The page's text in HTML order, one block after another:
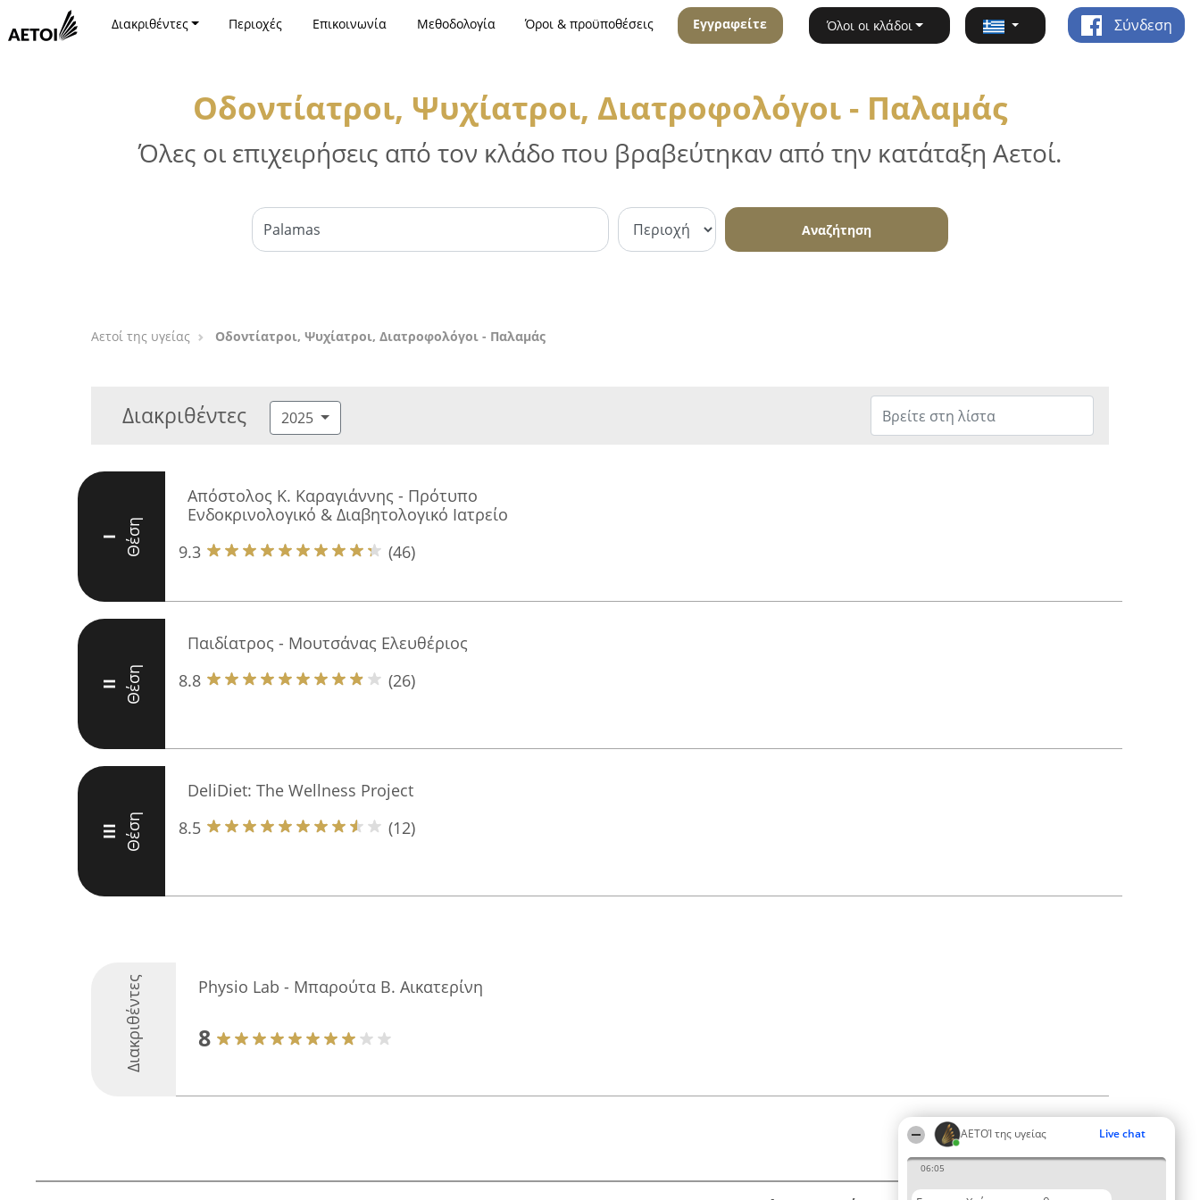
ΑΕΤΟΊ της υγείας Live chat
06:05
Διακριθέντες Περιοχές Επικοινωνία Μεθοδολογία Όροι & προϋποθέσεις Εγγραφείτε Όλοι οι κλάδοι Σύνδεση
Οδοντίατροι, Ψυχίατροι, Διατροφολόγοι - Παλαμάς
Όλες οι επιχειρήσεις από τον κλάδο που βραβεύτηκαν από την κατάταξη Αετοί.
Αναζήτηση
Αετοί της υγείας Οδοντίατροι, Ψυχίατροι, Διατροφολόγοι - Παλαμάς
Διακριθέντες 2025
I Θέση
Απόστολος Κ. Καραγιάννης - Πρότυπο
Ενδοκρινολογικό & Διαβητολογικό Ιατρείο
9.3
(46)
II Θέση
Παιδίατρος - Μουτσάνας Ελευθέριος
8.8
(26)
III Θέση
DeliDiet: The Wellness Project
8.5
(12)
Διακριθέντες Physio Lab - Μπαρούτα Β. Αικατερίνη
8